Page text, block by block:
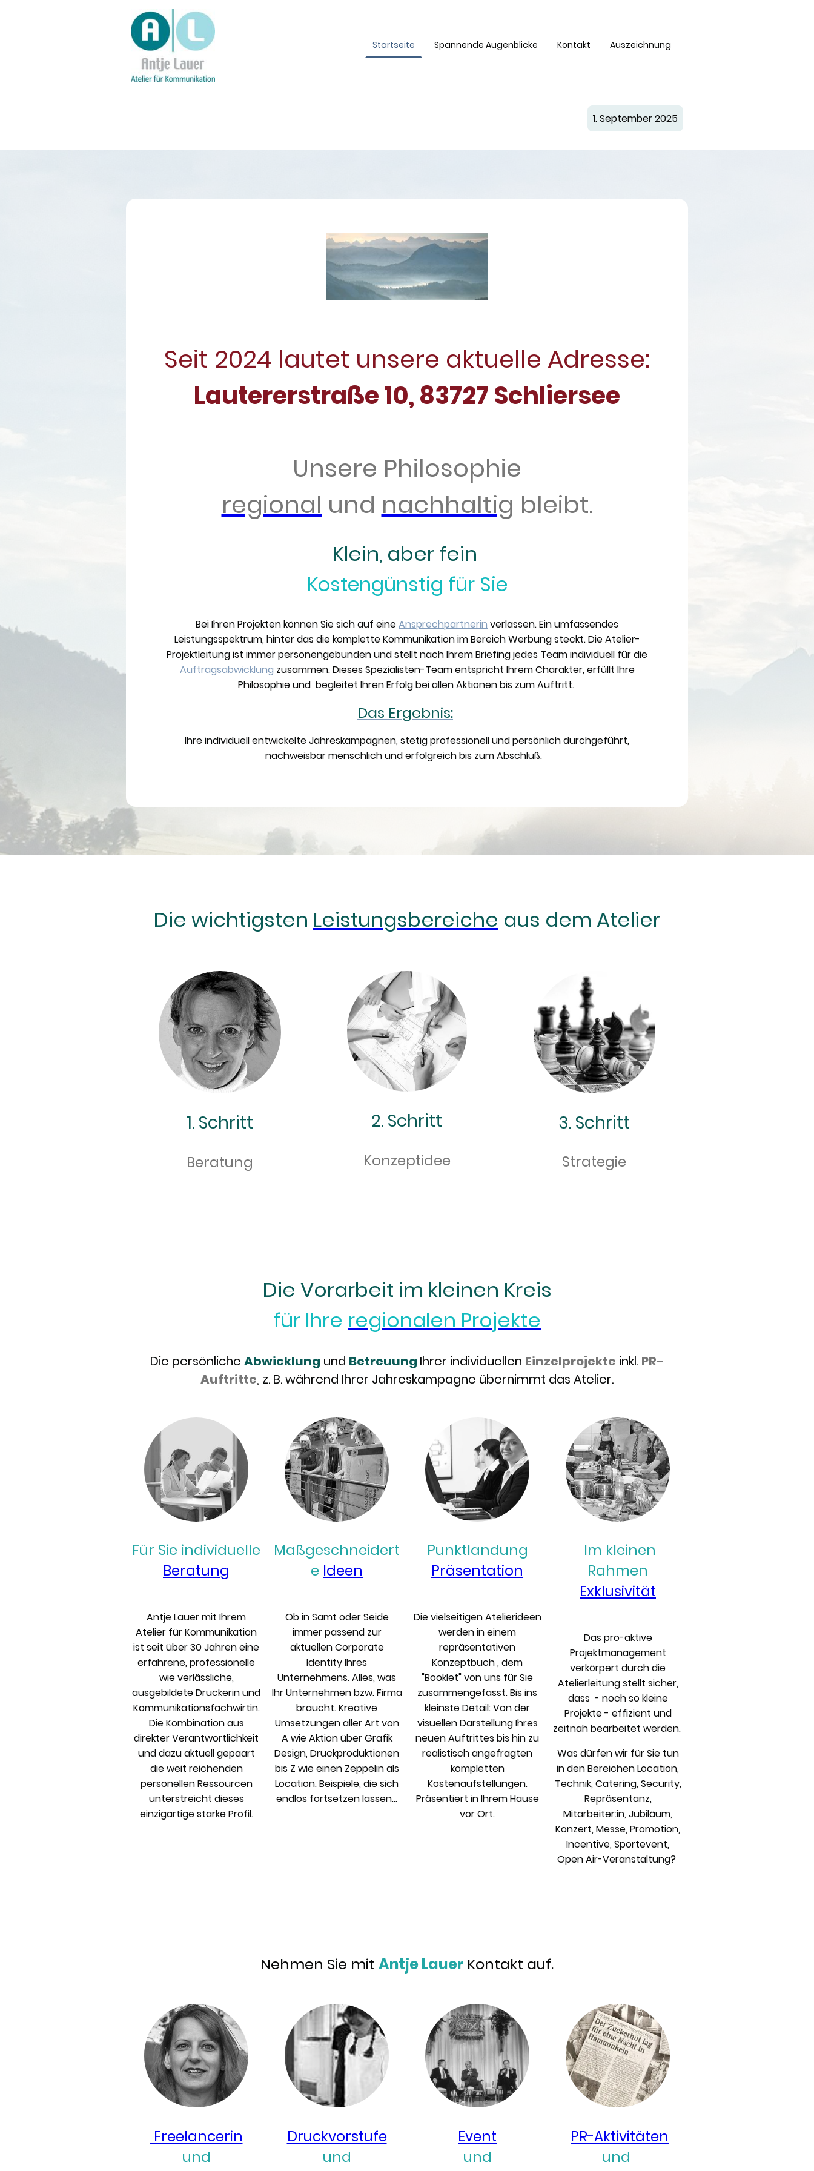
Startseite Spannende Augenblicke Kontakt Auszeichnung
1. September 2025
Seit 2024 lautet unsere aktuelle Adresse:
Lautererstraße 10, 83727 Schliersee
Unsere Philosophie
regional und nachhaltig bleibt.
Klein, aber fein
Kostengünstig für Sie
Bei Ihren Projekten können Sie sich auf eineAnsprechpartnerin verlassen. Ein umfassendes
Leistungsspektrum, hinter das die komplette Kommunikation im Bereich Werbung steckt. Die Atelier-
Projektleitung ist immer personengebunden und stellt nach Ihrem Briefing jedes Team individuell für die
Auftragsabwicklung zusammen. Dieses Spezialisten-Team entspricht Ihrem Charakter, erfüllt Ihre
Philosophie und begleitet Ihren Erfolg bei allen Aktionen bis zum Auftritt.
Das Ergebnis:
Ihre individuell entwickelte Jahreskampagnen, stetig professionell und persönlich durchgeführt,
nachweisbar menschlich und erfolgreich bis zum Abschluß.
Die wichtigsten Leistungsbereiche aus dem Atelier
1. Schritt
Beratung
2. Schritt
Konzeptidee
3. Schritt
Strategie
Die Vorarbeit im kleinen Kreis
für Ihre regionalen Projekte
Die persönliche Abwicklung und Betreuung Ihrer individuellen Einzelprojekte inkl. PR-
Auftritte, z. B. während Ihrer Jahreskampagne übernimmt das Atelier.
Für Sie individuelle
Beratung
Antje Lauer mit Ihrem
Atelier für Kommunikation
ist seit über 30 Jahren eine
erfahrene, professionelle
wie verlässliche,
ausgebildete Druckerin und
Kommunikationsfachwirtin.
Die Kombination aus
direkter Verantwortlichkeit
und dazu aktuell gepaart
die weit reichenden
personellen Ressourcen
unterstreicht dieses
einzigartige starke Profil.
Maßgeschneidert
e Ideen
Ob in Samt oder Seide
immer passend zur
aktuellen Corporate
Identity Ihres
Unternehmens. Alles, was
Ihr Unternehmen bzw. Firma
braucht. Kreative
Umsetzungen aller Art von
A wie Aktion über Grafik
Design, Druckproduktionen
bis Z wie einen Zeppelin als
Location. Beispiele, die sich
endlos fortsetzen lassen...
Punktlandung
Präsentation
Die vielseitigen Atelierideen
werden in einem
repräsentativen
Konzeptbuch , dem
"Booklet" von uns für Sie
zusammengefasst. Bis ins
kleinste Detail: Von der
visuellen Darstellung Ihres
neuen Auftrittes bis hin zu
realistisch angefragten
kompletten
Kostenaufstellungen.
Präsentiert in Ihrem Hause
vor Ort.
Im kleinen
Rahmen
Exklusivität
Das pro-aktive
Projektmanagement
verkörpert durch die
Atelierleitung stellt sicher,
dass - noch so kleine
Projekte - effizient und
zeitnah bearbeitet werden.
Was dürfen wir für Sie tun
in den Bereichen Location,
Technik, Catering, Security,
Repräsentanz,
Mitarbeiter:in, Jubiläum,
Konzert, Messe, Promotion,
Incentive, Sportevent,
Open Air-Veranstaltung?
Nehmen Sie mit Antje Lauer Kontakt auf.
Freelancerin
und
Druckvorstufe
und
Event
und
PR-Aktivitäten
und